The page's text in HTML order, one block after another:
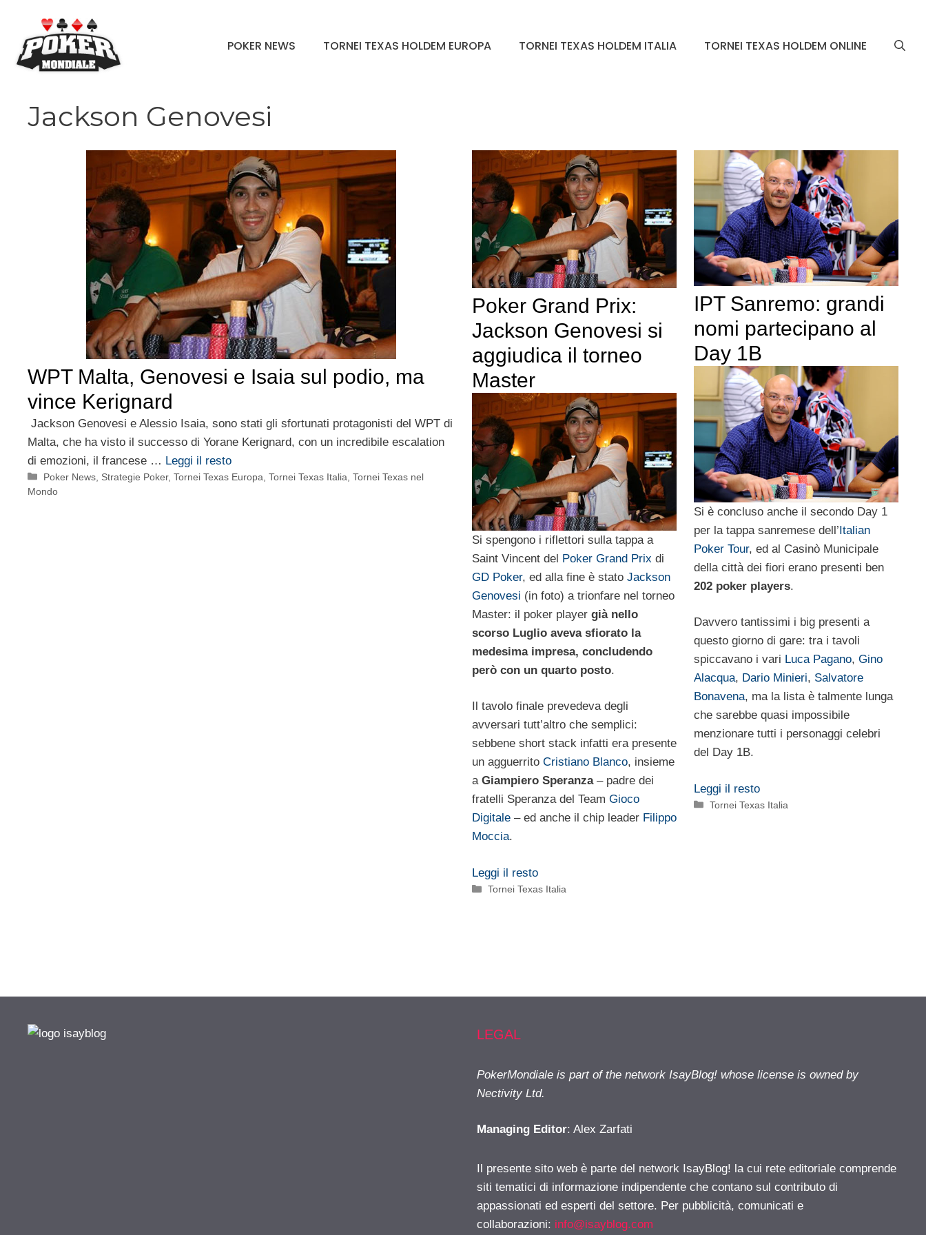
contenuto
POKER NEWS TORNEI TEXAS HOLDEM EUROPA TORNEI TEXAS HOLDEM ITALIA TORNEI TEXAS HOLDEM ONLINE
Jackson Genovesi
WPT Malta, Genovesi e Isaia sul podio, ma
vince Kerignard
Jackson Genovesi e Alessio Isaia, sono stati gli sfortunati protagonisti del WPT di
Malta, che ha visto il successo di Yorane Kerignard, con un incredibile escalation
di emozioni, il francese … Leggi il resto
Categorie
Poker News Strategie Poker,Tornei Texas Europa ,Tornei Texas Italia ,Tornei Texas nel
Mondo
Poker Grand Prix:
Jackson Genovesi si
aggiudica il torneo
Master
Si spengono i riflettori sulla tappa a
Saint Vincent del Poker Grand Prix di
GD Poker, ed alla fine è stato Jackson
Genovesi (in foto) a trionfare nel torneo
Master: il poker player già nello
scorso Luglio aveva sfiorato la
medesima impresa, concludendo
però con un quarto posto.
Il tavolo finale prevedeva degli
avversari tutt’altro che semplici:
sebbene short stack infatti era presente
un agguerrito Cristiano Blanco, insieme
a Giampiero Speranza– padre dei
fratelli Speranza del Team Gioco
Digitale– ed anche il chip leader Filippo
Moccia.
Leggi il resto
Categorie
Tornei Texas Italia
IPT Sanremo: grandi
nomi partecipano al
Day 1B
Si è concluso anche il secondo Day 1
per la tappa sanremese dell’Italian
Poker Tour, ed al Casinò Municipale
della città dei fiori erano presenti ben
202 poker players.
Davvero tantissimi i big presenti a
questo giorno di gare: tra i tavoli
spiccavano i vari Luca Pagano, Gino
Alacqua, Dario Minieri, Salvatore
Bonavena, ma la lista è talmente lunga
che sarebbe quasi impossibile
menzionare tutti i personaggi celebri
del Day 1B.
Leggi il resto
Categorie
Tornei Texas Italia
LEGAL
PokerMondiale is part of the network IsayBlog! whose license is owned by
Nectivity Ltd.
Managing Editor: Alex Zarfati
Il presente sito web è parte del network IsayBlog! la cui rete editoriale comprende
siti tematici di informazione indipendente che contano sul contributo di
appassionati ed esperti del settore. Per pubblicità, comunicati e
collaborazioni: info@isayblog.com